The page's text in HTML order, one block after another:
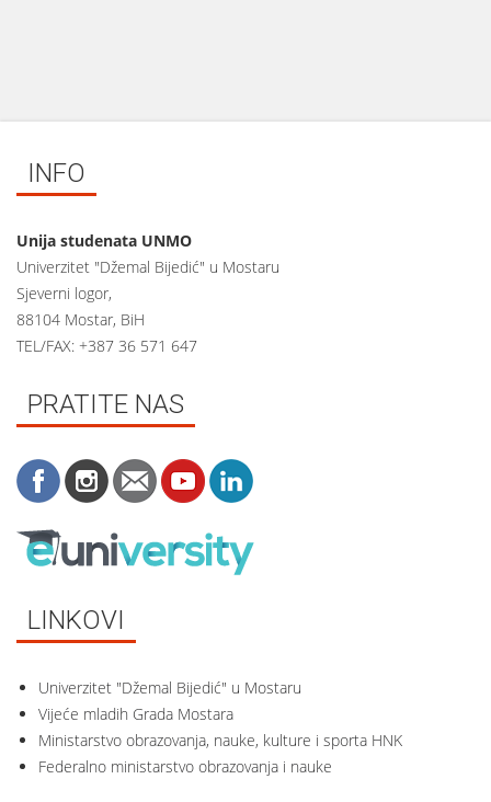
INFO
Unija studenata UNMO
Univerzitet "Džemal Bijedić" u Mostaru
Sjeverni logor,
88104 Mostar, BiH
TEL/FAX: +387 36 571 647
PRATITE NAS
LINKOVI
Univerzitet "Džemal Bijedić" u Mostaru
Vijeće mladih Grada Mostara
Ministarstvo obrazovanja, nauke, kulture i sporta HNK
Federalno ministarstvo obrazovanja i nauke